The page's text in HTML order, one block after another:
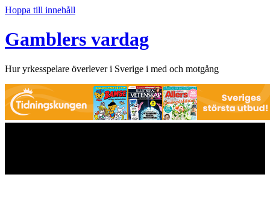
Hoppa till innehåll
Gamblers vardag
Hur yrkesspelare överlever i Sverige i med och motgång